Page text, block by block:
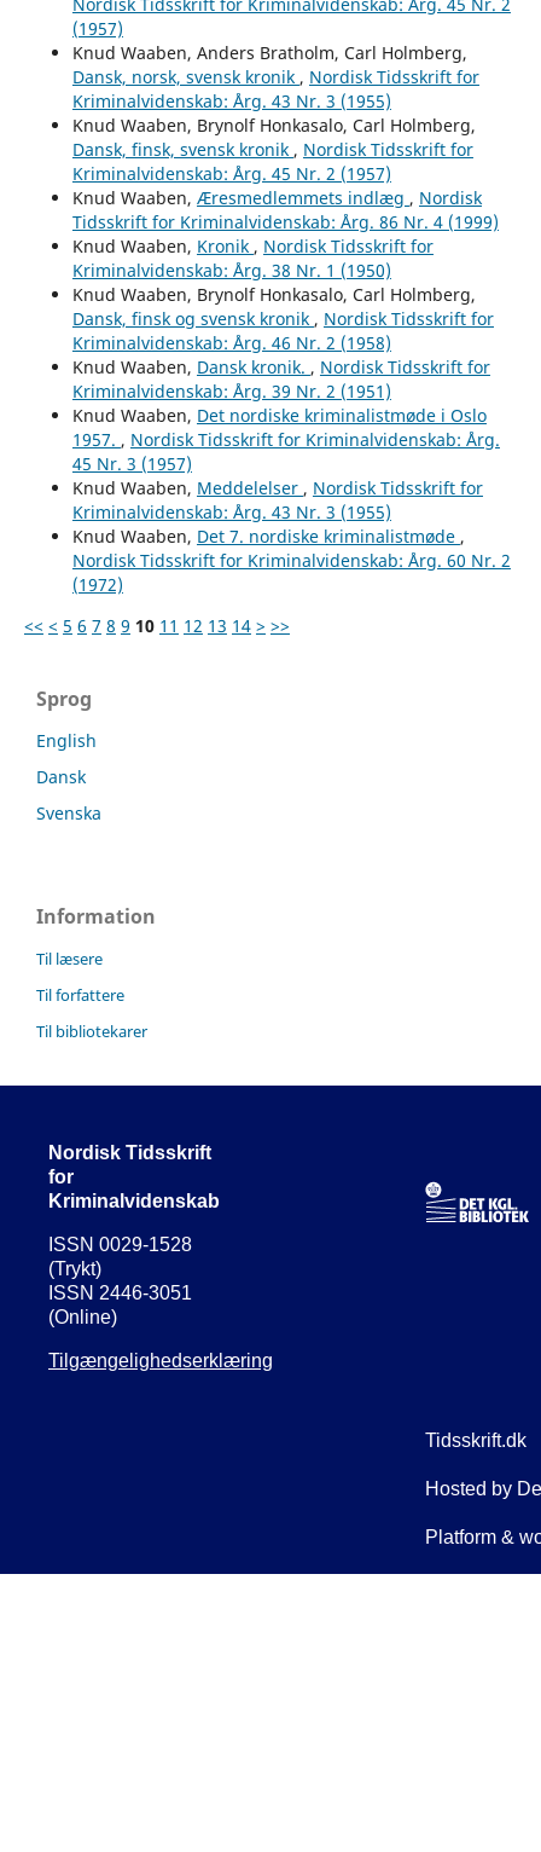
(1957)
Knud Waaben, Anders Bratholm, Carl Holmberg,
Dansk, norsk, svensk kronik , Nordisk Tidsskrift for
Kriminalvidenskab: Årg. 43 Nr. 3 (1955)
Knud Waaben, Brynolf Honkasalo, Carl Holmberg,
Dansk, finsk, svensk kronik , Nordisk Tidsskrift for
Kriminalvidenskab: Årg. 45 Nr. 2 (1957)
Knud Waaben, Æresmedlemmets indlæg , Nordisk
Tidsskrift for Kriminalvidenskab: Årg. 86 Nr. 4 (1999)
Knud Waaben, Kronik , Nordisk Tidsskrift for
Kriminalvidenskab: Årg. 38 Nr. 1 (1950)
Knud Waaben, Brynolf Honkasalo, Carl Holmberg,
Dansk, finsk og svensk kronik , Nordisk Tidsskrift for
Kriminalvidenskab: Årg. 46 Nr. 2 (1958)
Knud Waaben, Dansk kronik. , Nordisk Tidsskrift for
Kriminalvidenskab: Årg. 39 Nr. 2 (1951)
Knud Waaben, Det nordiske kriminalistmøde i Oslo
1957. , Nordisk Tidsskrift for Kriminalvidenskab: Årg.
45 Nr. 3 (1957)
Knud Waaben, Meddelelser , Nordisk Tidsskrift for
Kriminalvidenskab: Årg. 43 Nr. 3 (1955)
Knud Waaben, Det 7. nordiske kriminalistmøde ,
Nordisk Tidsskrift for Kriminalvidenskab: Årg. 60 Nr. 2
(1972)
<< < 5 6 7 8 9 10 11 12 13 14 > >>
Sprog
English
Dansk
Svenska
Information
Til læsere
Til forfattere
Til bibliotekarer
Nordisk Tidsskrift
for
Kriminalvidenskab
ISSN 0029-1528
(Trykt)
ISSN 2446-3051
(Online)
Tilgængelighedserklæring